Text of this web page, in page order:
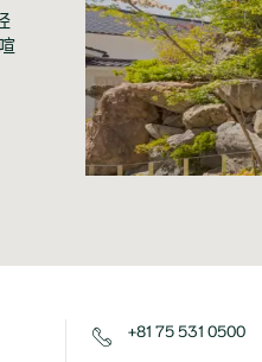
+81 75 531 0500